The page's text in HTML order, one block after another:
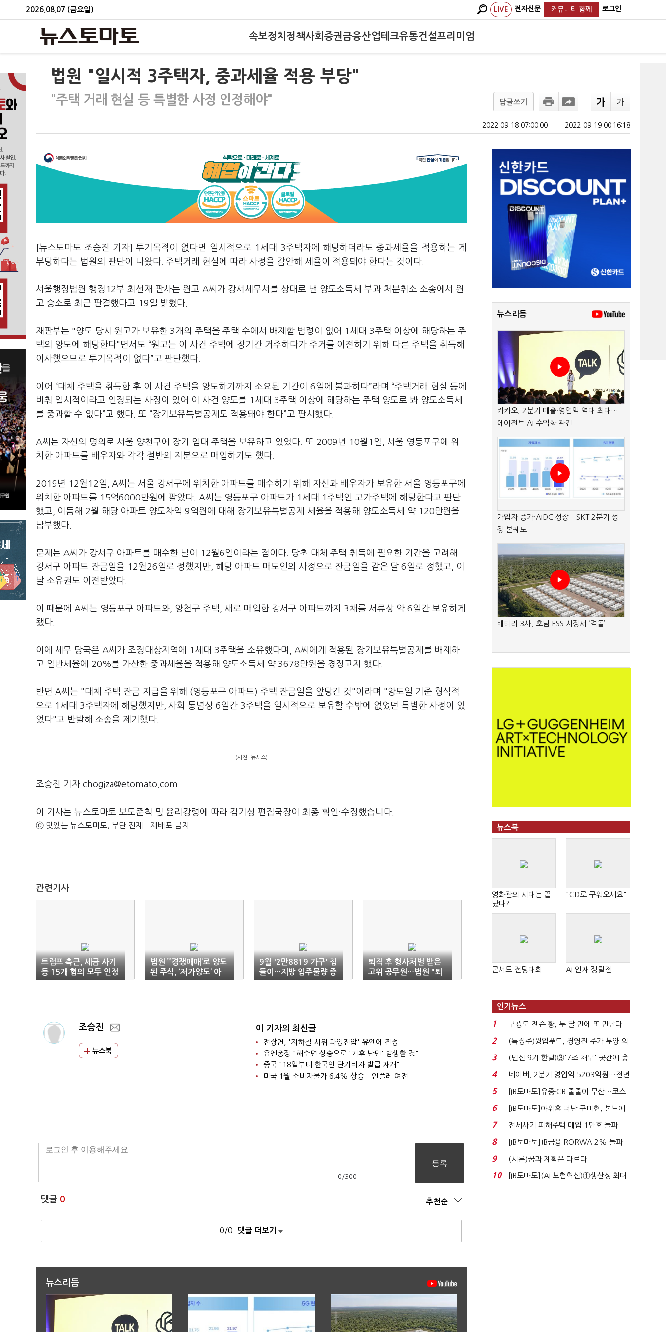
2026.08.07 (금요일) LIVE 전자신문 커뮤니티 함께 로그인
속보정치 정책사회 증권금융산업테크유통건설프리미엄
법원 "일시적 3주택자, 중과세율 적용 부당"
"주택 거래 현실 등 특별한 사정 인정해야" 답글쓰기
2022-09-18 07:00:00 2022-09-19 00:16:18
[뉴스토마토 조승진 기자] 투기목적이 없다면 일시적으로 1세대 3주택자에 해당하더라도 중과세율을 적용하는 게
부당하다는 법원의 판단이 나왔다. 주택거래 현실에 따라 사정을 감안해 세율이 적용돼야 한다는 것이다.
서울행정법원 행정12부 최선재 판사는 원고 A씨가 강서세무서를 상대로 낸 양도소득세 부과 처분취소 소송에서 원
고 승소로 최근 판결했다고 19일 밝혔다.
재판부는 "양도 당시 원고가 보유한 3개의 주택을 주택 수에서 배제할 법령이 없어 1세대 3주택 이상에 해당하는 주
택의 양도에 해당한다"면서도 “원고는 이 사건 주택에 장기간 거주하다가 주거를 이전하기 위해 다른 주택을 취득해
이사했으므로 투기목적이 없다”고 판단했다.
이어 “대체 주택을 취득한 후 이 사건 주택을 양도하기까지 소요된 기간이 6일에 불과하다”라며 “주택거래 현실 등에
비춰 일시적이라고 인정되는 사정이 있어 이 사건 양도를 1세대 3주택 이상에 해당하는 주택 양도로 봐 양도소득세
를 중과할 수 없다”고 했다. 또 “장기보유특별공제도 적용돼야 한다”고 판시했다.
A씨는 자신의 명의로 서울 양천구에 장기 임대 주택을 보유하고 있었다. 또 2009년 10월1일, 서울 영등포구에 위
치한 아파트를 배우자와 각각 절반의 지분으로 매입하기도 했다.
2019년 12월12일, A씨는 서울 강서구에 위치한 아파트를 매수하기 위해 자신과 배우자가 보유한 서울 영등포구에
위치한 아파트를 15억6000만원에 팔았다. A씨는 영등포구 아파트가 1세대 1주택인 고가주택에 해당한다고 판단
했고, 이듬해 2월 해당 아파트 양도차익 9억원에 대해 장기보유특별공제 세율을 적용해 양도소득세 약 120만원을
납부했다.
문제는 A씨가 강서구 아파트를 매수한 날이 12월6일이라는 점이다. 당초 대체 주택 취득에 필요한 기간을 고려해
강서구 아파트 잔금일을 12월26일로 정했지만, 해당 아파트 매도인의 사정으로 잔금일을 같은 달 6일로 정했고, 이
날 소유권도 이전받았다.
이 때문에 A씨는 영등포구 아파트와, 양천구 주택, 새로 매입한 강서구 아파트까지 3채를 서류상 약 6일간 보유하게
됐다.
이에 세무 당국은 A씨가 조정대상지역에 1세대 3주택을 소유했다며, A씨에게 적용된 장기보유특별공제를 배제하
고 일반세율에 20%를 가산한 중과세율을 적용해 양도소득세 약 3678만원을 경정고지 했다.
반면 A씨는 "대체 주택 잔금 지급을 위해 (영등포구 아파트) 주택 잔금일을 앞당긴 것"이라며 "양도일 기준 형식적
으로 1세대 3주택자에 해당했지만, 사회 통념상 6일간 3주택을 일시적으로 보유할 수밖에 없었던 특별한 사정이 있
었다"고 반발해 소송을 제기했다.
(사진=뉴시스)
조승진 기자 chogiza@etomato.com
이 기사는 뉴스토마토 보도준칙 및 윤리강령에 따라 김기성 편집국장이 최종 확인·수정했습니다.
ⓒ 맛있는 뉴스토마토, 무단 전재 - 재배포 금지
관련기사
트럼프 측근, 세금 사기
등 15개 혐의 모두 인정
법원 ”’경쟁매매’로 양도
된 주식, ‘저가양도’ 아
냐”
9월 '2만8819 가구' 집
들이…지방 입주물량 증
가세
퇴직 후 형사처벌 받은
고위 공무원…법원 "퇴
직수당 환수는 부당"
조승진
뉴스북
이 기자의 최신글
전장연, '지하철 시위 과잉진압' 유엔에 진정
유엔총장 "해수면 상승으로 '기후 난민' 발생할 것"
중국 "18일부터 한국인 단기비자 발급 재개"
미국 1월 소비자물가 6.4% 상승…인플레 여전
0 /300
댓글 0 추천순
0/0 댓글 더보기
뉴스리듬
뉴스리듬
카카오, 2분기 매출·영업익 역대 최대…
에이전트 AI 수익화 관건
가입자 증가·AIDC 성장…SKT 2분기 성
장 본궤도
배터리 3사, 호남 ESS 시장서 ‘격돌’
뉴스북
영화관의 시대는 끝
났다?
"CD로 구워오세요"
콘서트 전당대회 AI 인재 쟁탈전
인기뉴스
1
구광모-젠슨 황, 두 달 만에 또 만난다…
로봇·AI 등 논...
2
(특징주)윙입푸드, 경영진 주가 부양 의
지에 상한가...
3
(민선 9기 한달)③'7조 채무' 곳간에 충
격…추미애, 20년...
4
네이버, 2분기 영업익 5203억원…전년
비 0.2% 감소...
5
[IB토마토]유증·CB 줄줄이 무산…코스
닥 벌점 급증에 ...
6
[IB토마토]아워홈 떠난 구미현, 본느에
340억 베팅…가...
7
전세사기 피해주택 매입 1만호 돌파…
누적 피해자 4만2...
8
[IB토마토]JB금융 RORWA 2% 돌파…
실적 견인은 은행 ...
9 (시론)꿈과 계획은 다르다
10
[IB토마토](AI 보험혁신)①생산성 최대